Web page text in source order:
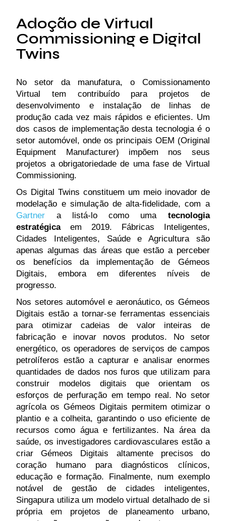
Adoção de Virtual
Commissioning e Digital
Twins
No setor da manufatura, o Comissionamento
Virtual tem contribuído para projetos de
desenvolvimento e instalação de linhas de
produção cada vez mais rápidos e eficientes. Um
dos casos de implementação desta tecnologia é o
setor automóvel, onde os principais OEM (Original
Equipment Manufacturer) impõem nos seus
projetos a obrigatoriedade de uma fase de Virtual
Commissioning.
Os Digital Twins constituem um meio inovador de
modelação e simulação de alta-fidelidade, com a
Gartner a listá-lo como uma tecnologia
estratégicaem 2019. Fábricas Inteligentes,
Cidades Inteligentes, Saúde e Agricultura são
apenas algumas das áreas que estão a perceber
os benefícios da implementação de Gémeos
Digitais, embora em diferentes níveis de
progresso.
Nos setores automóvel e aeronáutico, os Gémeos
Digitais estão a tornar-se ferramentas essenciais
para otimizar cadeias de valor inteiras de
fabricação e inovar novos produtos. No setor
energético, os operadores de serviços de campos
petrolíferos estão a capturar e analisar enormes
quantidades de dados nos furos que utilizam para
construir modelos digitais que orientam os
esforços de perfuração em tempo real. No setor
agrícola os Gémeos Digitais permitem otimizar o
plantio e a colheita, garantindo o uso eficiente de
recursos como água e fertilizantes. Na área da
saúde, os investigadores cardiovasculares estão a
criar Gémeos Digitais altamente precisos do
coração humano para diagnósticos clínicos,
educação e formação. Finalmente, num exemplo
notável de gestão de cidades inteligentes,
Singapura utiliza um modelo virtual detalhado de si
própria em projetos de planeamento urbano,